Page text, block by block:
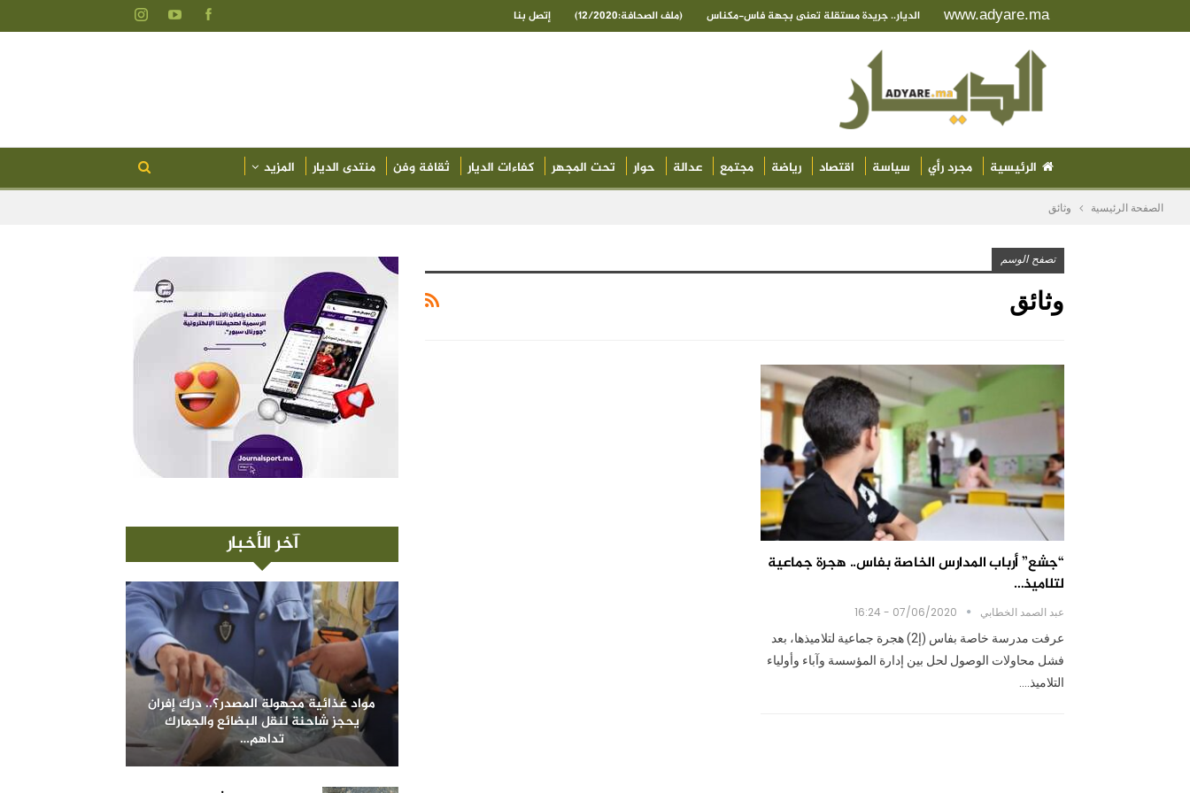
www.adyare.ma الديار.. جريدة مستقلة تعنى بجهة فاس-مكناس (ملف الصحافة:12/2020) إتصل بنا
الرئيسية مجرد رأي سياسة اقتصاد رياضة مجتمع عدالة حوار تحت المجهر كفاءات الديار ثقافة وفن منتدى الديار المزيد
الصفحة الرئيسية وثائق
تصفح الوسم
وثائق
“جشع” أرباب المدارس الخاصة بفاس.. هجرة جماعية
لتلاميذ…
عبد الصمد الخطابي 07/06/2020 - 16:24
عرفت مدرسة خاصة بفاس (إ2) هجرة جماعية لتلاميذها، بعد
فشل محاولات الوصول لحل بين إدارة المؤسسة وآباء وأولياء
التلاميذ.…
آخر الأخبار
مواد غذائية مجهولة المصدر؟.. درك إفران
يحجز شاحنة لنقل البضائع والجمارك
تداهم…